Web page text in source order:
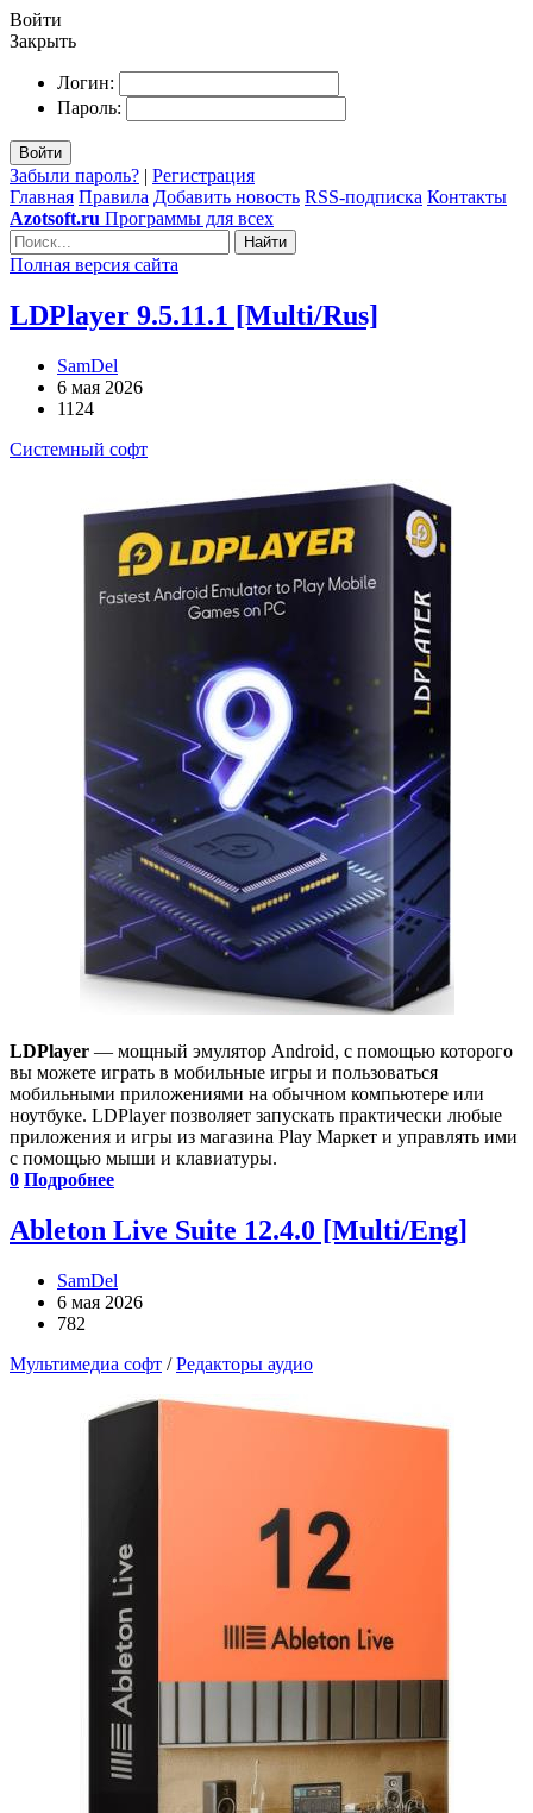
Войти
Закрыть
Логин:
Пароль:
Войти
Забыли пароль? | Регистрация
Главная Правила Добавить новость RSS-подписка Контакты
Azotsoft.ru Программы для всех
Найти
Полная версия сайта
LDPlayer 9.5.11.1 [Multi/Rus]
SamDel
6 мая 2026
1124
Системный софт
LDPlayer — мощный эмулятор Android, с помощью которого
вы можете играть в мобильные игры и пользоваться
мобильными приложениями на обычном компьютере или
ноутбуке. LDPlayer позволяет запускать практически любые
приложения и игры из магазина Play Маркет и управлять ими
с помощью мыши и клавиатуры.
0 Подробнее
Ableton Live Suite 12.4.0 [Multi/Eng]
SamDel
6 мая 2026
782
Мультимедиа софт /Редакторы аудио